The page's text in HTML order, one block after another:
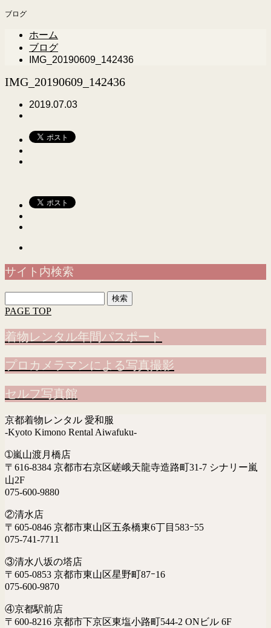
ブログ
ホーム
ブログ
IMG_20190609_142436
IMG_20190609_142436
2019.07.03
サイト内検索
索:
PAGE TOP
着物レンタル年間パスポート
プロカメラマンによる写真撮影
セルフ写真館
京都着物レンタル 愛和服
-Kyoto Kimono Rental Aiwafuku-
➀嵐山渡月橋店
〒616-8384 京都市右京区嵯峨天龍寺造路町31-7 シナリー嵐
山2F
075-600-9880
②清水店
〒605-0846 京都市東山区五条橋東6丁目583ｰ55
075-741-7711
③清水八坂の塔店
〒605-0853 京都市東山区星野町87ｰ16
075-600-9870
④京都駅前店
〒600-8216 京都市下京区東塩小路町544-2 ONビル 6F